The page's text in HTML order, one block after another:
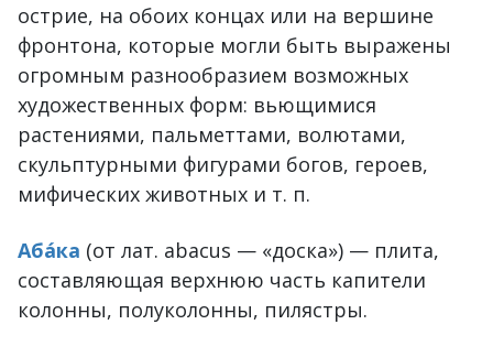
острие, на обоих концах или на вершине
фронтона, которые могли быть выражены
огромным разнообразием возможных
художественных форм: вьющимися
растениями, пальметтами, волютами,
скульптурными фигурами богов, героев,
мифических животных и т. п.
Аба́ка (от лат. abacus — «доска») — плита,
составляющая верхнюю часть капители
колонны, полуколонны, пилястры.